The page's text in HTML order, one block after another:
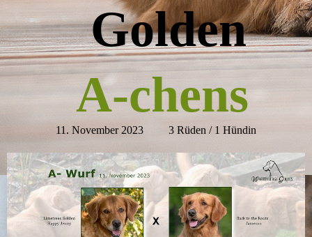
Golden
A-chens
11. November 2023 3 Rüden / 1 Hündin